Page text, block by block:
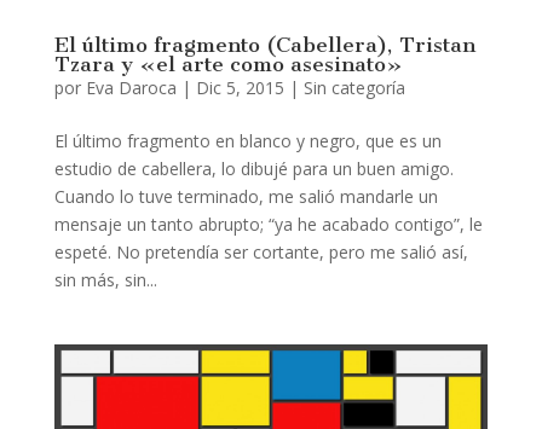
El último fragmento (Cabellera), Tristan
Tzara y «el arte como asesinato»
por Eva Daroca | Dic 5, 2015 | Sin categoría
El último fragmento en blanco y negro, que es un
estudio de cabellera, lo dibujé para un buen amigo.
Cuando lo tuve terminado, me salió mandarle un
mensaje un tanto abrupto; “ya he acabado contigo”, le
espeté. No pretendía ser cortante, pero me salió así,
sin más, sin...